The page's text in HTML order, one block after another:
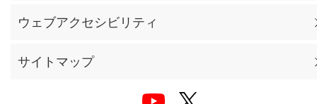
ウェブアクセシビリティ
サイトマップ